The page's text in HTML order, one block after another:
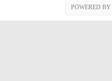
POWERED BY